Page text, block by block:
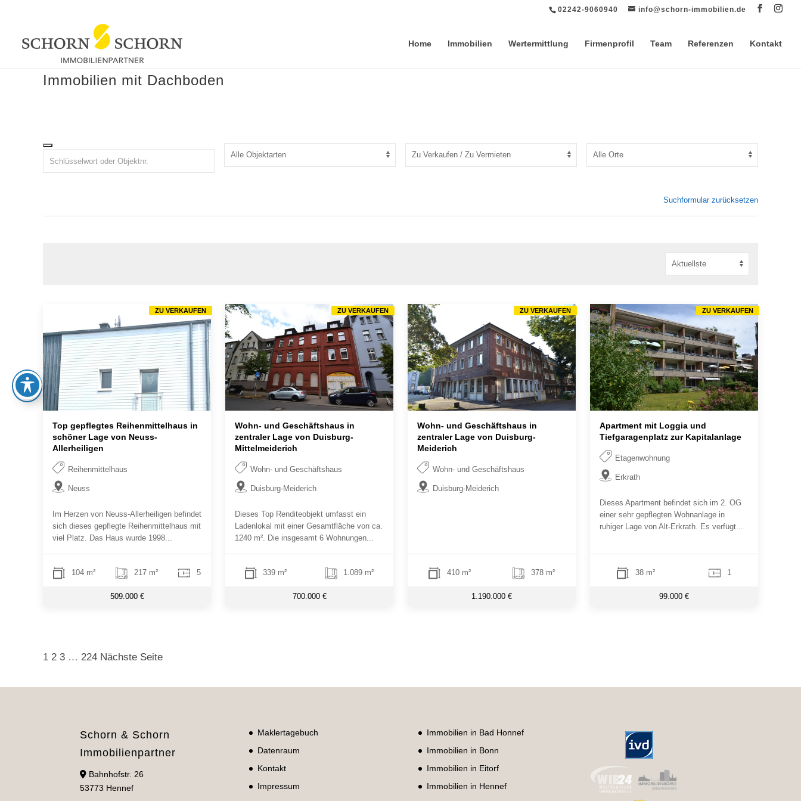
02242-9060940 info@schorn-immobilien.de
Home Immobilien Wertermittlung Firmenprofil Team Referenzen Kontakt
Immobilien mit Dachboden
Suchformular zurücksetzen
Top gepflegtes Reihenmittelhaus in
schöner Lage von Neuss-
Allerheiligen
Reihenmittelhaus
Neuss
Im Herzen von Neuss-Allerheiligen befindet
sich dieses gepflegte Reihenmittelhaus mit
viel Platz. Das Haus wurde 1998...
104 m² 217 m² 5
509.000 €
ZU VERKAUFEN
Wohn- und Geschäftshaus in
zentraler Lage von Duisburg-
Mittelmeiderich
Wohn- und Geschäftshaus
Duisburg-Meiderich
Dieses Top Renditeobjekt umfasst ein
Ladenlokal mit einer Gesamtfläche von ca.
1240 m². Die insgesamt 6 Wohnungen...
339 m² 1.089 m²
700.000 €
ZU VERKAUFEN
Wohn- und Geschäftshaus in
zentraler Lage von Duisburg-
Meiderich
Wohn- und Geschäftshaus
Duisburg-Meiderich
410 m² 378 m²
1.190.000 €
ZU VERKAUFEN
Apartment mit Loggia und
Tiefgaragenplatz zur Kapitalanlage
Etagenwohnung
Erkrath
Dieses Apartment befindet sich im 2. OG
einer sehr gepflegten Wohnanlage in
ruhiger Lage von Alt-Erkrath. Es verfügt...
38 m² 1
99.000 €
ZU VERKAUFEN
Seitennummerierung
der
1 2 3 … 224 Nächste Seite
Schorn & Schorn
Immobilienpartner
Bahnhofstr. 26
53773 Hennef
Maklertagebuch
Datenraum
Kontakt
Impressum
Immobilien in Bad Honnef
Immobilien in Bonn
Immobilien in Eitorf
Immobilien in Hennef